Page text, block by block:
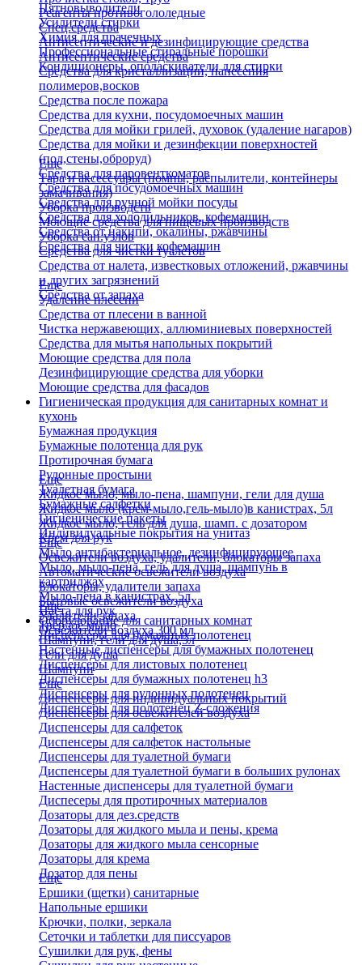
Пятновыводители
Усилители стирки
Химия для прачечных
Профессиональные стиральные порошки
Кондиционеры, ополаскиватели для стирки
Реагенты противогололедные
Спец.средства
Антисептические и дезинфицирующие средства
Антисептические средства
Средства для кристаллизации, нанесения
полимеров,восков
Средства после пожара
Средства для кухни, посудомоечных машин
Средства для мойки грилей, духовок (удаление нагаров)
Средства для мойки и дезинфекции поверхностей
(пол,стены,оброруд)
Средства для паровенткоматов
Средства для посудомоечных машин
Средства для ручной мойки посуды
Средства для холодильников, кофемашин
Средства от накипи, окалины, ржавчины
Средства для чистки кофемашин
Еще
Тара и аксессуары (помпы, распылители, контейнеры
замачивания)
Уборка производств
Моющие средства для пищевых производств
Уборка сан.узлов
Средства для чистки туалетов
Средства от налета, известковых отложений, ржавчины
и других загрязнений
Средства от запаха
Еще
Удаление плесени
Средства от плесени в ванной
Чистка нержавеющих, аллюминиевых поверхностей
Средства для мытья напольных покрытий
Моющие средства для пола
Дезинфицирующие средства для уборки
Моющие средства для фасадов
Гигиеническая продукция для санитарных комнат и
кухонь
Бумажная продукция
Бумажные полотенца для рук
Протирочная бумага
Рулонные простыни
Туалетная бумага
Бумажные салфетки
Гигиенические пакеты
Индивидуальные покрытия на унитаз
Еще
Жидкое мыло, мыло-пена, шампуни, гели для душа
Жидкое мыло (крем-мыло,гель-мыло)в канистрах, 5л
Жидкое мыло, гель для душа, шамп. с дозатором
Крем для рук
Мыло антибактериальное, дезинфицирующее
Мыло, мыло-пена, гель для душа, шампунь в
картриджах
Мыло-пена в канистрах, 5л
Паста для рук
Твердое мыло
Шампуни, гели для душа,5л
Гели для душа
Шампуни
Еще
Освежители воздуха, удалители, блокаторы запаха
Автоматические освежители воздуха
Блокаторы, удалители запаха
Бытовые освежители воздуха
Удалители запаха
Освежители воздуха 300 мл
Еще
Оборудование для санитарных комнат
Диспенсеры для бумажных полотенец
Настенные диспенсеры для бумажных полотенец
Диспенсеры для листовых полотенец
Диспенсеры для бумажных полотенец h3
Диспенсеры для рулонных полотенец
Диспенсеры для полотенец Z-сложения
Еще
Диспенсеры для индивидуальных покрытий
Диспенсеры для освежителей воздуха
Диспенсеры для салфеток
Диспенсеры для салфеток настольные
Диспенсеры для туалетной бумаги
Диспенсеры для туалетной бумаги в больших рулонах
Настенные диспенсеры для туалетной бумаги
Диспесеры для протирочных материалов
Дозаторы для дез.средств
Дозаторы для жидкого мыла и пены, крема
Дозаторы для жидкого мыла сенсорные
Дозаторы для крема
Дозатор для пены
Еще
Ершики (щетки) санитарные
Напольные ершики
Крючки, полки, зеркала
Сеточки и таблетки для писсуаров
Сушилки для рук, фены